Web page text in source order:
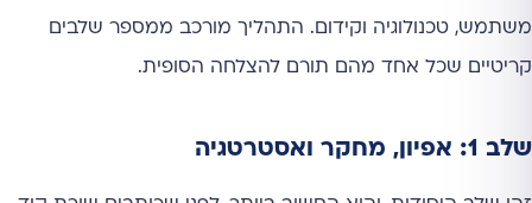
משתמש, טכנולוגיה וקידום. התהליך מורכב ממספר שלבים
קריטיים שכל אחד מהם תורם להצלחה הסופית.
שלב 1: אפיון, מחקר ואסטרטגיה